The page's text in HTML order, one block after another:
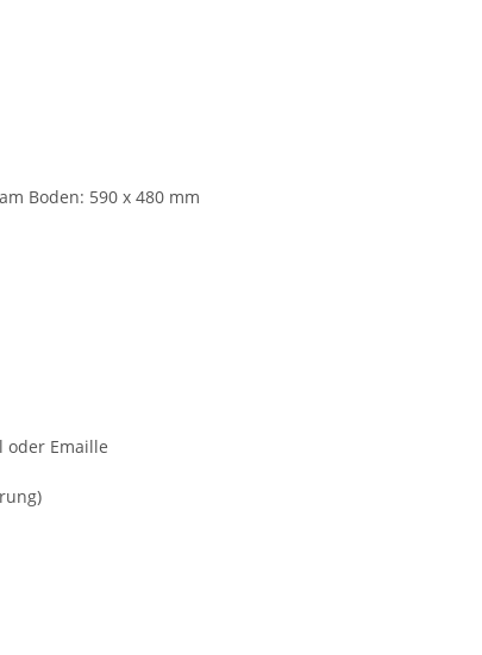
Boden: 590 x 480 mm
oder Emaille